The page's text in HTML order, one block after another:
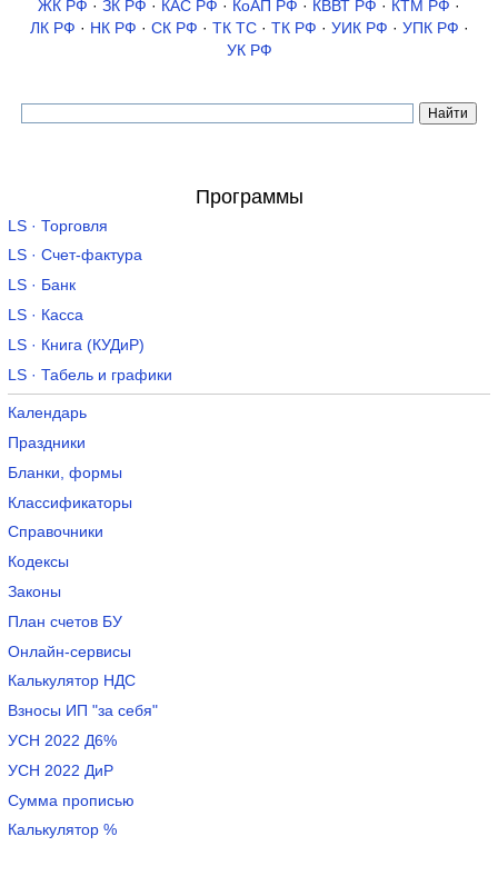
ЖК РФ · ЗК РФ · КАС РФ · КоАП РФ · КВВТ РФ · КТМ РФ ·
ЛК РФ · НК РФ · СК РФ · ТК TC· ТК РФ · УИК РФ · УПК РФ ·
УК РФ
Программы
LS · Торговля
LS · Счет-фактура
LS · Банк
LS · Касса
LS · Книга (КУДиР)
LS · Табель и графики
Календарь
Праздники
Бланки, формы
Классификаторы
Справочники
Кодексы
Законы
План счетов БУ
Онлайн-сервисы
Калькулятор НДС
Взносы ИП "за себя"
УСН 2022 Д6%
УСН 2022 ДиР
Сумма прописью
Калькулятор %